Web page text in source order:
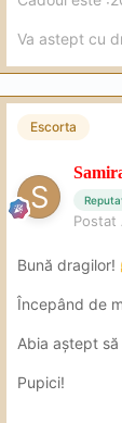
Va astept cu
Escorta
Postat
Bună dragilor!
Începând de
Abia aștept
Pupici!